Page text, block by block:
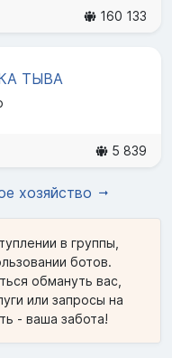
160 133
ТЫВА
5 839
хозяйство
в группы,
ботов.
обмануть вас,
или запросы на
- ваша забота!